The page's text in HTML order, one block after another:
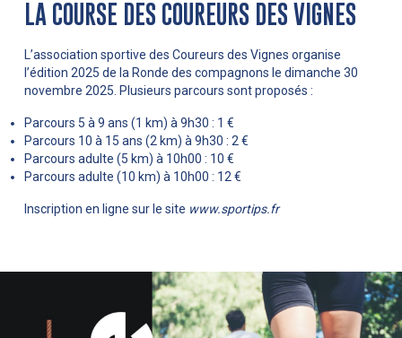
LA COURSE DES COUREURS DES VIGNES
L’association sportive des Coureurs des Vignes organise
l’édition 2025 de la Ronde des compagnons le dimanche 30
novembre 2025. Plusieurs parcours sont proposés :
Parcours 5 à 9 ans (1 km) à 9h30 : 1 €
Parcours 10 à 15 ans (2 km) à 9h30 : 2 €
Parcours adulte (5 km) à 10h00 : 10 €
Parcours adulte (10 km) à 10h00 : 12 €
Inscription en ligne sur le site www.sportips.fr